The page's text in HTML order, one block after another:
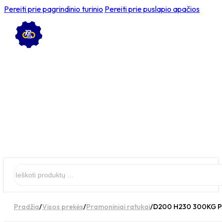
Pereiti prie pagrindinio turinio Pereiti prie puslapio apačios
Pradžia/Visos prekės/Pramoniniai ratukai/D200 H230 300KG